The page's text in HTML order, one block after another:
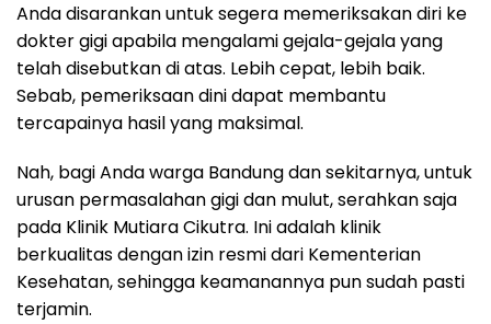
Anda disarankan untuk segera memeriksakan diri ke
dokter gigi apabila mengalami gejala-gejala yang
telah disebutkan di atas. Lebih cepat, lebih baik.
Sebab, pemeriksaan dini dapat membantu
tercapainya hasil yang maksimal.
Nah, bagi Anda warga Bandung dan sekitarnya, untuk
urusan permasalahan gigi dan mulut, serahkan saja
pada Klinik Mutiara Cikutra. Ini adalah klinik
berkualitas dengan izin resmi dari Kementerian
Kesehatan, sehingga keamanannya pun sudah pasti
terjamin.